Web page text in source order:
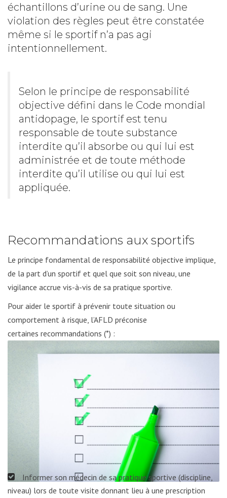
échantillons d’urine ou de sang. Une
violation des règles peut être constatée
même si le sportif n’a pas agi
intentionnellement.
Selon le principe de responsabilité
objective défini dans le Code mondial
antidopage, le sportif est tenu
responsable de toute substance
interdite qu’il absorbe ou qui lui est
administrée et de toute méthode
interdite qu’il utilise ou qui lui est
appliquée.
Recommandations aux sportifs
Le principe fondamental de responsabilité objective implique,
de la part d’un sportif et quel que soit son niveau, une
vigilance accrue vis-à-vis de sa pratique sportive.
Pour aider le sportif à prévenir toute situation ou
comportement à risque, l’AFLD préconise
certaines recommandations (*) :
Informer son médecin de sa pratique sportive (discipline,
niveau) lors de toute visite donnant lieu à une prescription